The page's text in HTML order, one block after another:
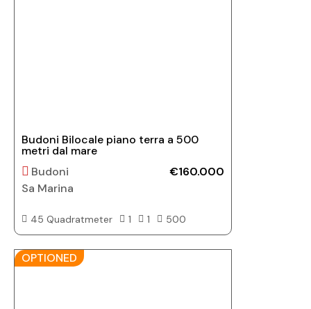
Budoni Bilocale piano terra a 500
metri dal mare
Budoni
Sa Marina
€160.000
45 Quadratmeter 1 1 500
OPTIONED